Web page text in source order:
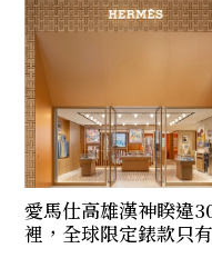
愛馬仕高雄漢神睽違
裡，全球限定錶款只